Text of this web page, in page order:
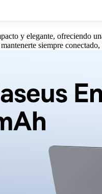
y elegante, ofreciendo
siempre